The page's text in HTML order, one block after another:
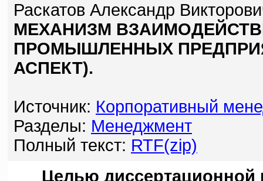
Раскатов Александр
МЕХАНИЗМ
ПРОМЫШЛЕННЫХ
АСПЕКТ).
Источник: Корпоративный
Разделы: Менеджмент
Полный текст: RTF(zip)
Целью диссертационной